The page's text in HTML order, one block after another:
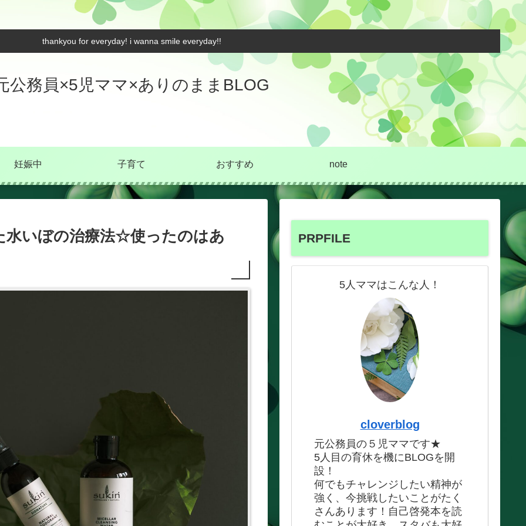
thankyou for everyday! i wanna smile everyday!!
公務員×5児ママ×ありのままBLOG
妊娠中 子育て おすすめ note
水いぼの治療法☆使ったのはあ PRPFILE
5人ママはこんな人！
cloverblog
元公務員の５児ママです★
5人目の育休を機にBLOGを開
設！
何でもチャレンジしたい精神が
強く、今挑戦したいことがたく
さんあります！自己啓発本を読